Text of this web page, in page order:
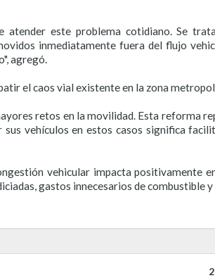
atender este problema cotidiano. Se
inmediatamente fuera del flujo
agregó.
el caos vial existente en la zona
retos en la movilidad. Esta reforma
vehículos en estos casos significa
vehicular impacta positivamente
gastos innecesarios de combustible